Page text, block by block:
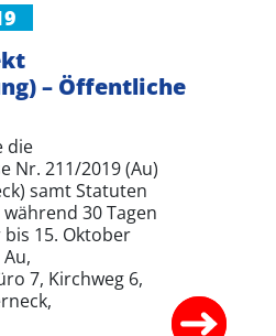
– Öffentliche
die
Nr. 211/2019 (Au)
samt Statuten
30 Tagen
15. Oktober
7, Kirchweg 6,